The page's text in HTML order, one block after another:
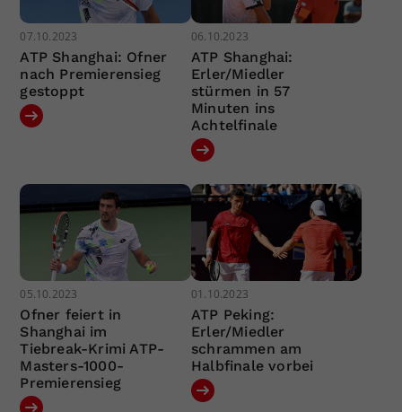
07.10.2023
ATP Shanghai: Ofner
nach Premierensieg
gestoppt
06.10.2023
ATP Shanghai:
Erler/Miedler
stürmen in 57
Minuten ins
Achtelfinale
05.10.2023
Ofner feiert in
Shanghai im
Tiebreak-Krimi ATP-
Masters-1000-
Premierensieg
01.10.2023
ATP Peking:
Erler/Miedler
schrammen am
Halbfinale vorbei